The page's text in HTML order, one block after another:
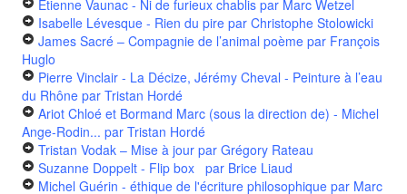
Étienne Vaunac - Ni de furieux chablis par Marc Wetzel
Isabelle Lévesque - Rien du pire par Christophe Stolowicki
James Sacré – Compagnie de l’animal poème par François
Huglo
Pierre Vinclair - La Décize, Jérémy Cheval - Peinture à l’eau
du Rhône par Tristan Hordé
Ariot Chloé et Bormand Marc (sous la direction de) - Michel
Ange-Rodin... par Tristan Hordé
Tristan Vodak – Mise à jour par Grégory Rateau
Suzanne Doppelt - Flip box par Brice Liaud
Michel Guérin - éthique de l'écriture philosophique par Marc